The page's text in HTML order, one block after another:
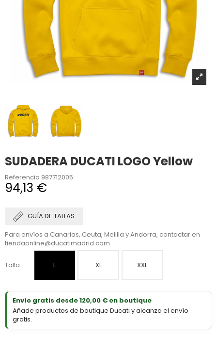
SUDADERA DUCATI LOGO Yellow
Referencia 987712005
94,13 €
GUÍA DE TALLAS
Para envíos a Canarias, Ceuta, Melilla y Andorra, contactar en
tiendaonline@ducatimadrid.com
Talla L XL XXL
Envío gratis desde 120,00 € en boutique
Añade productos de boutique Ducati y alcanza el envío
gratis.